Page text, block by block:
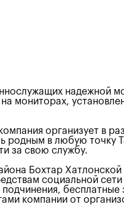
надежной
мониторах,
организует в
родным в любую точку
за свою службу.
Бохтар
социальной
бесплатные
компании от